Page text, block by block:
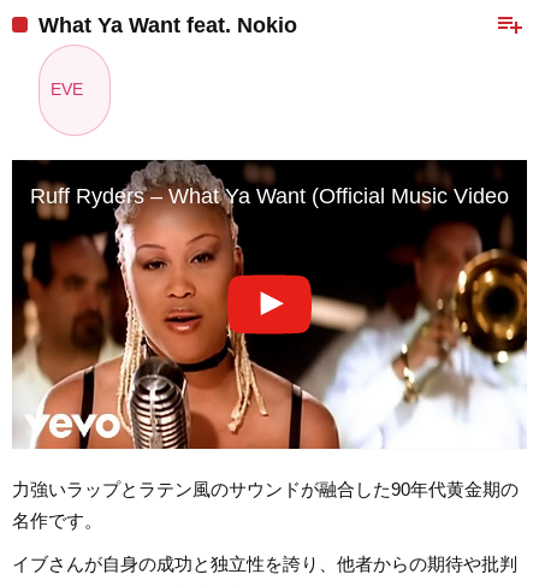
playlist_add
What Ya Want feat. Nokio
EVE
Ruff Ryders – What Ya Want (Official Music Video)
力強いラップとラテン風のサウンドが融合した90年代黄金期の
名作です。
イブさんが自身の成功と独立性を誇り、他者からの期待や批判